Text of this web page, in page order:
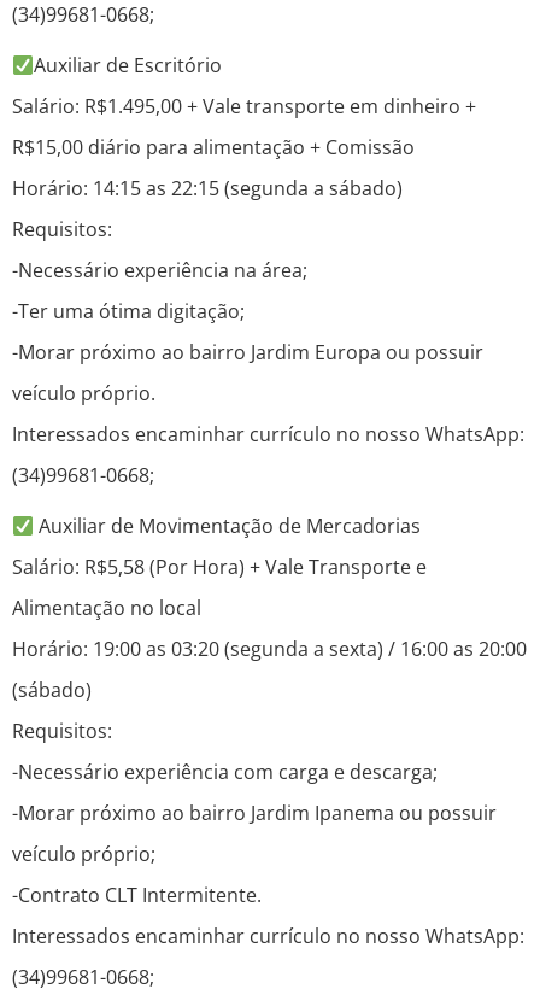
(34)99681-0668;
Auxiliar de Escritório
Salário: R$1.495,00 + Vale transporte em dinheiro +
R$15,00 diário para alimentação + Comissão
Horário: 14:15 as 22:15 (segunda a sábado)
Requisitos:
-Necessário experiência na área;
-Ter uma ótima digitação;
-Morar próximo ao bairro Jardim Europa ou possuir
veículo próprio.
Interessados encaminhar currículo no nosso WhatsApp:
(34)99681-0668;
Auxiliar de Movimentação de Mercadorias
Salário: R$5,58 (Por Hora) + Vale Transporte e
Alimentação no local
Horário: 19:00 as 03:20 (segunda a sexta) / 16:00 as 20:00
(sábado)
Requisitos:
-Necessário experiência com carga e descarga;
-Morar próximo ao bairro Jardim Ipanema ou possuir
veículo próprio;
-Contrato CLT Intermitente.
Interessados encaminhar currículo no nosso WhatsApp:
(34)99681-0668;